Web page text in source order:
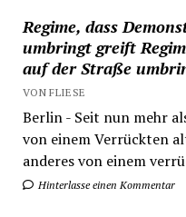
Regime, dass
umbringt greift
auf der Straße
VON FLIESE
Berlin - Seit nun mehr
von einem Verrückten
anderes von einem
Hinterlasse einen Kommentar